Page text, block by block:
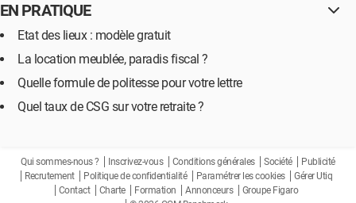
EN PRATIQUE
Etat des lieux : modèle gratuit
La location meublée, paradis fiscal ?
Quelle formule de politesse pour votre lettre
Quel taux de CSG sur votre retraite ?
Qui sommes-nous ? Inscrivez-vous Conditions générales Société
Publicité
Recrutement
Politique de confidentialité Paramétrer les cookies
Gérer Utiq
Contact
Charte Formation Annonceurs
Groupe Figaro